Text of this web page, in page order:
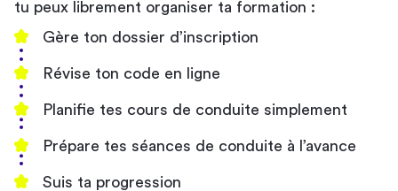
tu peux librement organiser ta formation :
Gère ton dossier d’inscription
Révise ton code en ligne
Planifie tes cours de conduite simplement
Prépare tes séances de conduite à l’avance
Suis ta progression